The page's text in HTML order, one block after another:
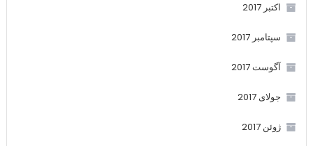
اکتبر 2017
سپتامبر 2017
آگوست 2017
جولای 2017
ژوئن 2017